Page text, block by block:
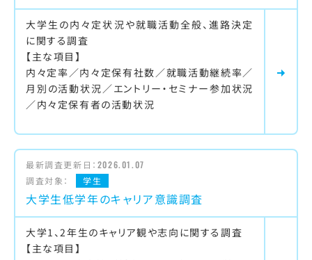
大学生の内々定状況や就職活動全般、進路決定
に関する調査
【主な項目】
内々定率／内々定保有社数／就職活動継続率／
月別の活動状況／エントリー・セミナー参加状況
／内々定保有者の活動状況
最新調査更新日： 2026.01.07
調査対象：
学生
大学生低学年のキャリア意識調査
大学1、2年生のキャリア観や志向に関する調査
【主な項目】